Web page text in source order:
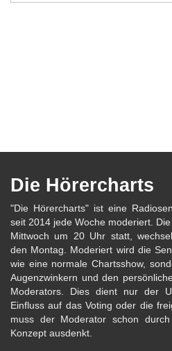
Die Hörercharts
"Die Hörercharts" ist eine
seit 2014 jede Woche moderiert.
Mittwoch um 20 Uhr statt,
den Montag. Moderiert wird die
wie eine normale Chartsshow,
Augenzwinkern und den
Moderators. Dies dient nur der
Einfluss auf das Voting oder die
muss der Moderator schon
Konzept ausdenkt.